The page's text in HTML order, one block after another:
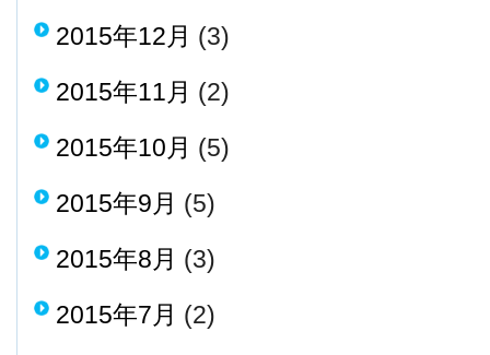
2015年12月 (3)
2015年11月 (2)
2015年10月 (5)
2015年9月 (5)
2015年8月 (3)
2015年7月 (2)